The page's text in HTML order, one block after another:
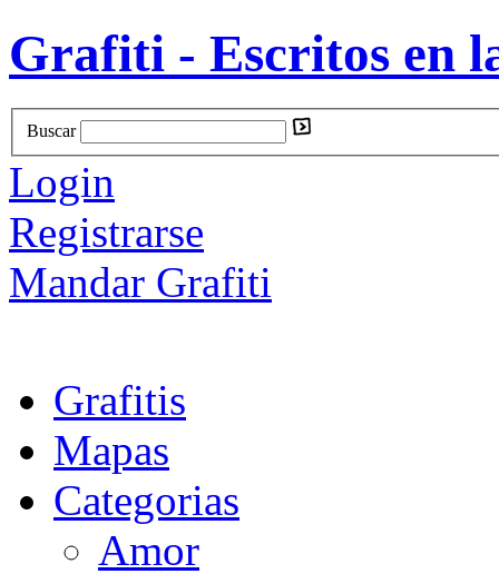
Grafiti - Escritos en
Buscar
Login
Registrarse
Mandar Grafiti
Grafitis
Mapas
Categorias
Amor